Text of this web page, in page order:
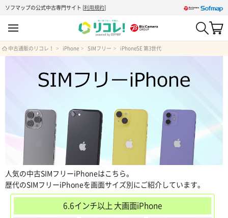
ソフマップの公式中古専門サイト [利用規約]
中古通販のリコレ！ iPhone SIMフリー iPhoneSE 第3世代
人気の中古SIMフリーiPhoneはこちら。
歴代のSIMフリーiPhoneを画面サイズ別にご紹介しています。
6.6インチ以上 大画面iPhone